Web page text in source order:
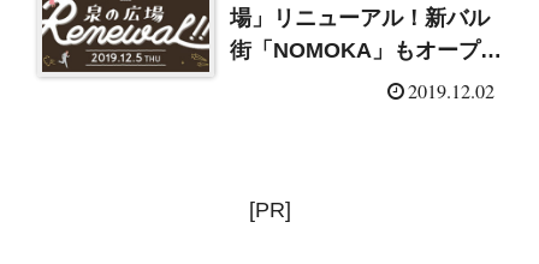
場」リニューアル！新バル
街「NOMOKA」もオープ
2019.12.02
[PR]